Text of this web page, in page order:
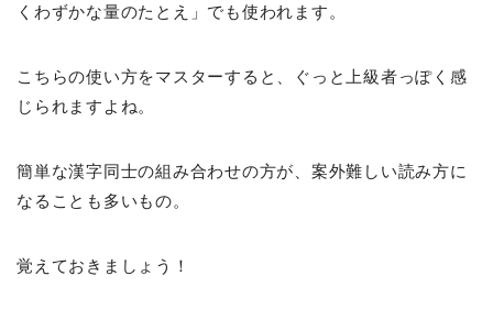
くわずかな量のたとえ」でも使われます。
こちらの使い方をマスターすると、ぐっと上級者っぽく感
じられますよね。
簡単な漢字同士の組み合わせの方が、案外難しい読み方に
なることも多いもの。
覚えておきましょう！